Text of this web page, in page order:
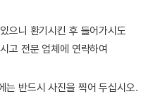
으니 환기시킨 후 들어가시도
고 전문 업체에 연락하여
는 반드시 사진을 찍어 두십시오.